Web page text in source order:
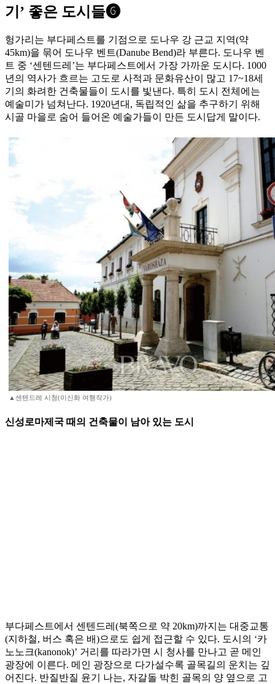
기’ 좋은 도시들❻
헝가리는 부다페스트를 기점으로 도나우 강 근교 지역(약
45km)을 묶어 도나우 벤트(Danube Bend)라 부른다. 도나우 벤
트 중 ‘센텐드레’는 부다페스트에서 가장 가까운 도시다. 1000
년의 역사가 흐르는 고도로 사적과 문화유산이 많고 17~18세
기의 화려한 건축물들이 도시를 빛낸다. 특히 도시 전체에는
예술미가 넘쳐난다. 1920년대, 독립적인 삶을 추구하기 위해
시골 마을로 숨어 들어온 예술가들이 만든 도시답게 말이다.
▲센텐드레 시청(이신화 여행작가)
신성로마제국 때의 건축물이 남아 있는 도시
부다페스트에서 센텐드레(북쪽으로 약 20km)까지는 대중교통
(지하철, 버스 혹은 배)으로도 쉽게 접근할 수 있다. 도시의 ‘카
노노크(kanonok)’ 거리를 따라가면 시 청사를 만나고 곧 메인
광장에 이른다. 메인 광장으로 다가설수록 골목길의 운치는 깊
어진다. 반질반질 윤기 나는, 자갈돌 박힌 골목의 양 옆으로 고